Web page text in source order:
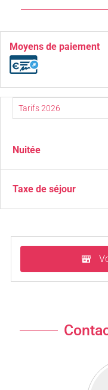
Moyens de paiement
Nuitée
Taxe de séjour